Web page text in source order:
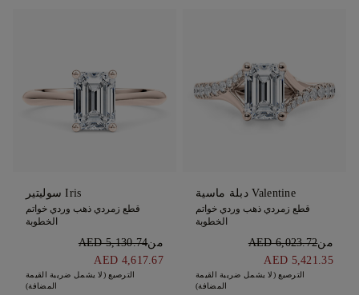
Valentine دبلة ماسية
قطع زمردي ذهب وردي خواتم
الخطوبة
منAED 6,023.72
AED 5,421.35
الترصيع (لا يشمل ضريبة القيمة
المضافة)
Iris سوليتير
قطع زمردي ذهب وردي خواتم
الخطوبة
منAED 5,130.74
AED 4,617.67
الترصيع (لا يشمل ضريبة القيمة
المضافة)